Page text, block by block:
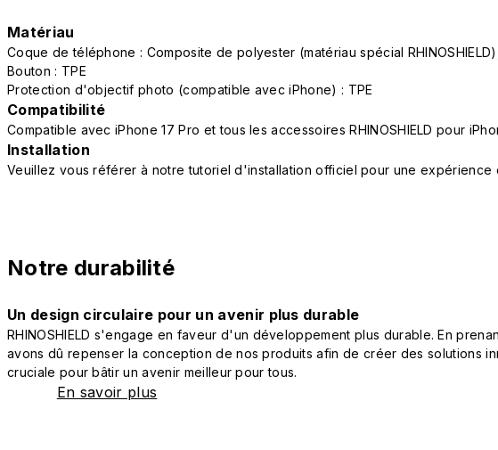
Matériau
Coque de téléphone : Composite de polyester (matériau spécial
Bouton : TPE
Protection d'objectif photo (compatible avec iPhone) : TPE
Compatibilité
Compatible avec iPhone 17 Pro et tous les accessoires RHINOSHIELD pour
Installation
Veuillez vous référer à notre tutoriel d'installation officiel pour une expérience
Notre durabilité
Un design circulaire pour un avenir plus durable
RHINOSHIELD s'engage en faveur d'un développement plus durable. En
avons dû repenser la conception de nos produits afin de créer des solutions
cruciale pour bâtir un avenir meilleur pour tous.
En savoir plus